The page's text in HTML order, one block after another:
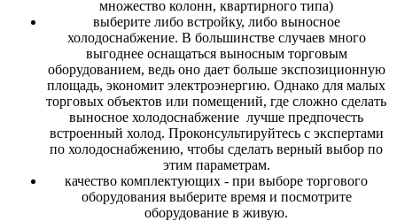
множество колонн, квартирного типа)
выберите либо встройку, либо выносное
холодоснабжение. В большинстве случаев много
выгоднее оснащаться выносным торговым
оборудованием, ведь оно дает больше экспозиционную
площадь, экономит электроэнергию. Однако для малых
торговых объектов или помещений, где сложно сделать
выносное холодоснабжение лучше предпочесть
встроенный холод. Проконсультируйтесь с экспертами
по холодоснабжению, чтобы сделать верный выбор по
этим параметрам.
качество комплектующих - при выборе торгового
оборудования выберите время и посмотрите
оборудование в живую.